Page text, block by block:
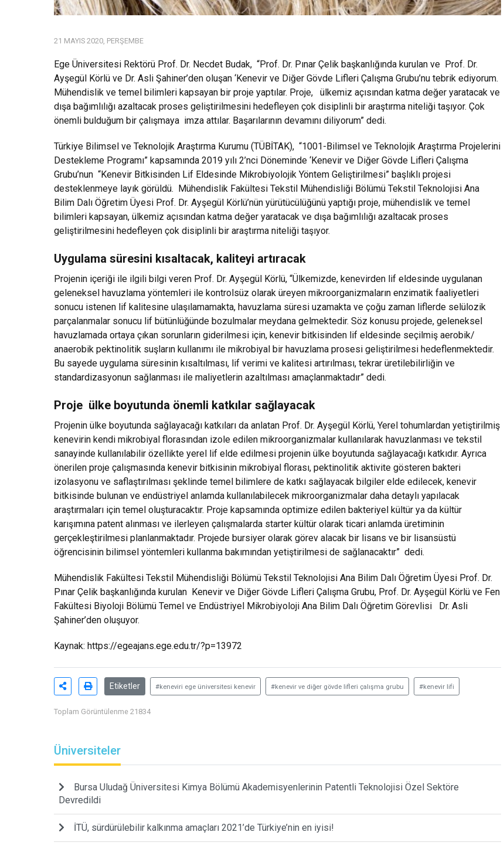
21 MAYIS 2020, PERŞEMBE
Ege Üniversitesi Rektörü Prof. Dr. Necdet Budak, “Prof. Dr. Pınar Çelik başkanlığında kurulan ve Prof. Dr.
Ayşegül Körlü ve Dr. Asli Şahiner’den oluşan ‘Kenevir ve Diğer Gövde Lifleri Çalışma Grubu’nu tebrik ediyorum.
Mühendislik ve temel bilimleri kapsayan bir proje yaptılar. Proje, ülkemiz açısından katma değer yaratacak ve
dışa bağımlılığı azaltacak proses geliştirilmesini hedefleyen çok disiplinli bir araştırma niteliği taşıyor. Çok
önemli bulduğum bir çalışmaya imza attılar. Başarılarının devamını diliyorum” dedi.
Türkiye Bilimsel ve Teknolojik Araştırma Kurumu (TÜBİTAK), “1001-Bilimsel ve Teknolojik Araştırma Projelerini
Destekleme Programı” kapsamında 2019 yılı 2’nci Döneminde ‘Kenevir ve Diğer Gövde Lifleri Çalışma
Grubu’nun “Kenevir Bitkisinden Lif Eldesinde Mikrobiyolojik Yöntem Geliştirilmesi” başlıklı projesi
desteklenmeye layık görüldü. Mühendislik Fakültesi Tekstil Mühendisliği Bölümü Tekstil Teknolojisi Ana
Bilim Dalı Öğretim Üyesi Prof. Dr. Ayşegül Körlü’nün yürütücülüğünü yaptığı proje, mühendislik ve temel
bilimleri kapsayan, ülkemiz açısından katma değer yaratacak ve dışa bağımlılığı azaltacak proses
geliştirilmesini hedefleyen çok disiplinli bir araştırma niteliği taşıyor.
Uygulama süresini kısaltacak, kaliteyi artıracak
Projenin içeriği ile ilgili bilgi veren Prof. Dr. Ayşegül Körlü, “Ülkemizde, kenevirden lif eldesinde uygulanan
geleneksel havuzlama yöntemleri ile kontrolsüz olarak üreyen mikroorganizmaların enzimatik faaliyetleri
sonucu istenen lif kalitesine ulaşılamamakta, havuzlama süresi uzamakta ve çoğu zaman liflerde selülozik
parçalanmalar sonucu lif bütünlüğünde bozulmalar meydana gelmektedir. Söz konusu projede, geleneksel
havuzlamada ortaya çıkan sorunların giderilmesi için, kenevir bitkisinden lif eldesinde seçilmiş aerobik/
anaerobik pektinolitik suşların kullanımı ile mikrobiyal bir havuzlama prosesi geliştirilmesi hedeflenmektedir.
Bu sayede uygulama süresinin kısaltılması, lif verimi ve kalitesi artırılması, tekrar üretilebilirliğin ve
standardizasyonun sağlanması ile maliyetlerin azaltılması amaçlanmaktadır” dedi.
Proje ülke boyutunda önemli katkılar sağlayacak
Projenin ülke boyutunda sağlayacağı katkıları da anlatan Prof. Dr. Ayşegül Körlü, Yerel tohumlardan yetiştirilmiş
kenevirin kendi mikrobiyal florasından izole edilen mikroorganizmalar kullanılarak havuzlanması ve tekstil
sanayinde kullanılabilir özellikte yerel lif elde edilmesi projenin ülke boyutunda sağlayacağı katkıdır. Ayrıca
önerilen proje çalışmasında kenevir bitkisinin mikrobiyal florası, pektinolitik aktivite gösteren bakteri
izolasyonu ve saflaştırılması şeklinde temel bilimlere de katkı sağlayacak bilgiler elde edilecek, kenevir
bitkisinde bulunan ve endüstriyel anlamda kullanılabilecek mikroorganizmalar daha detaylı yapılacak
araştırmaları için temel oluşturacaktır. Proje kapsamında optimize edilen bakteriyel kültür ya da kültür
karışımına patent alınması ve ilerleyen çalışmalarda starter kültür olarak ticari anlamda üretiminin
gerçekleştirilmesi planlanmaktadır. Projede bursiyer olarak görev alacak bir lisans ve bir lisansüstü
öğrencisinin bilimsel yöntemleri kullanma bakımından yetiştirilmesi de sağlanacaktır” dedi.
Mühendislik Fakültesi Tekstil Mühendisliği Bölümü Tekstil Teknolojisi Ana Bilim Dalı Öğretim Üyesi Prof. Dr.
Pınar Çelik başkanlığında kurulan Kenevir ve Diğer Gövde Lifleri Çalışma Grubu, Prof. Dr. Ayşegül Körlü ve Fen
Fakültesi Biyoloji Bölümü Temel ve Endüstriyel Mikrobiyoloji Ana Bilim Dalı Öğretim Görevlisi Dr. Asli
Şahiner’den oluşuyor.
Kaynak: https://egeajans.ege.edu.tr/?p=13972
Etiketler #keneviri ege üniversitesi kenevir #kenevir ve diğer gövde lifleri çalışma grubu #kenevir lifi
Toplam Görüntülenme 21834
Üniversiteler
Bursa Uludağ Üniversitesi Kimya Bölümü Akademisyenlerinin Patentli Teknolojisi Özel Sektöre
Devredildi
İTÜ, sürdürülebilir kalkınma amaçları 2021’de Türkiye’nin en iyisi!